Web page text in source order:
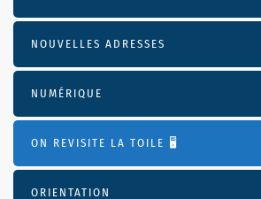
NOUVELLES ADRESSES
NUMÉRIQUE
ON REVISITE LA TOILE 🖥️
ORIENTATION